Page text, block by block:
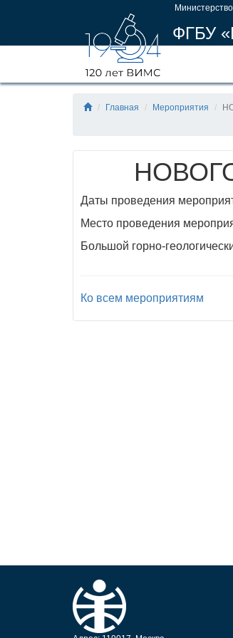
ФГБУ
Главная Мероприятия
Даты проведения
Место проведения
Большой горно-
Ко всем мероприятиям